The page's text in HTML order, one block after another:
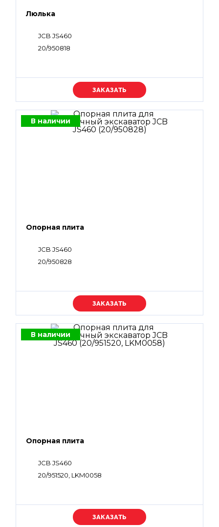
Люлька
JCB JS460
20/950818
Уточняйте цену
В наличии
Опорная плита
JCB JS460
20/950828
Уточняйте цену
В наличии
Опорная плита
JCB JS460
20/951520, LKM0058
Уточняйте цену